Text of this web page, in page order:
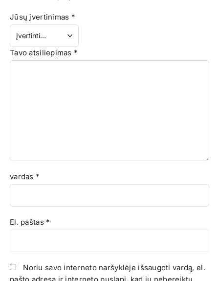
Jūsų įvertinimas *
Tavo atsiliepimas *
vardas *
El. paštas *
Noriu savo interneto naršyklėje išsaugoti vardą, el.